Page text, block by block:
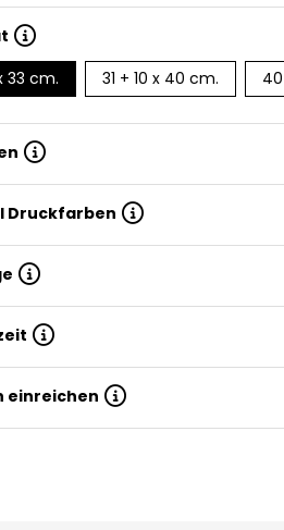
33 cm.
31 + 10 x 40 cm.
Druckfarben
einreichen